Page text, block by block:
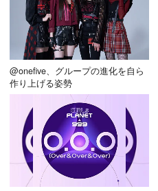
@onefive、グループの進化を自ら
作り上げる姿勢